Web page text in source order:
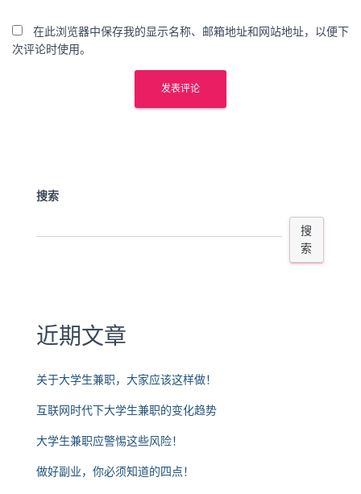
在此浏览器中保存我的显示名称、邮箱地址和网站地址，以便下
次评论时使用。
搜索
搜
索
近期文章
关于大学生兼职，大家应该这样做！
互联网时代下大学生兼职的变化趋势
大学生兼职应警惕这些风险！
做好副业，你必须知道的四点！